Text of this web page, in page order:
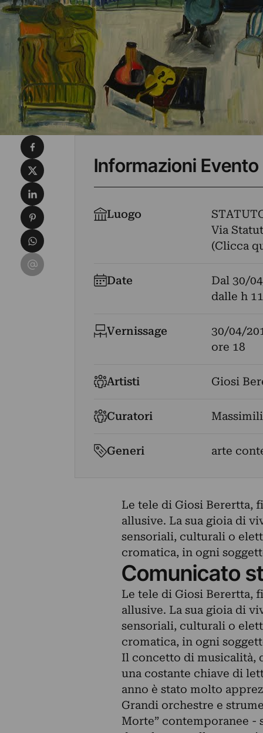
Informazioni Evento
Luogo
Via
(Clicca
Date Dal 30/
dalle h
Vernissage
30/04/
ore 18
Artisti Giosi
Curatori
Generi arte
Le tele di Giosi Berertta,
allusive. La sua gioia di
sensoriali, culturali o
cromatica, in ogni
Comunicato
Le tele di Giosi Berertta,
allusive. La sua gioia di
sensoriali, culturali o
cromatica, in ogni
Il concetto di musicalità,
una costante chiave di
anno è stato molto
Grandi orchestre e
Morte” contemporanee
Condividi su Facebook
Condividi su X
Condividi su LinkedIn
Condividi su Pinterest
Condividi su WhatsApp
Condividi su Email